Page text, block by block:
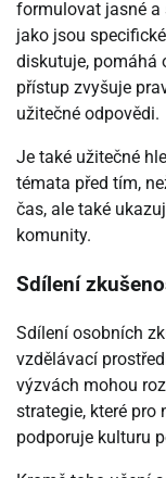
formulovat jasné a
jako jsou
diskutuje, pomáhá
přístup zvyšuje
užitečné odpovědi.
Je také užitečné
témata před tím,
čas, ale také
komunity.
Sdílení
Sdílení osobních
vzdělávací
výzvách mohou
strategie, které pro
podporuje kulturu